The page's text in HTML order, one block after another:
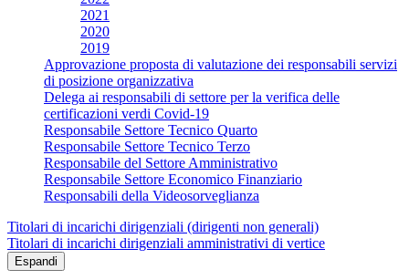
2021
2020
2019
Approvazione proposta di valutazione dei responsabili servizi
di posizione organizzativa
Delega ai responsabili di settore per la verifica delle
certificazioni verdi Covid-19
Responsabile Settore Tecnico Quarto
Responsabile Settore Tecnico Terzo
Responsabile del Settore Amministrativo
Responsabile Settore Economico Finanziario
Responsabili della Videosorveglianza
Titolari di incarichi dirigenziali (dirigenti non generali)
Titolari di incarichi dirigenziali amministrativi di vertice
Espandi